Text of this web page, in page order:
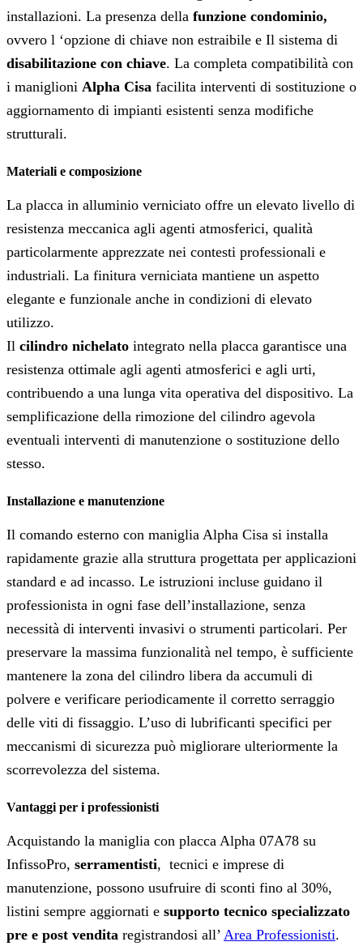
installazioni. La presenza della funzione condominio,
ovvero l ‘opzione di chiave non estraibile e Il sistema di
disabilitazione con chiave. La completa compatibilità con
i maniglioni Alpha Cisa facilita interventi di sostituzione o
aggiornamento di impianti esistenti senza modifiche
strutturali.
Materiali e composizione
La placca in alluminio verniciato offre un elevato livello di
resistenza meccanica agli agenti atmosferici, qualità
particolarmente apprezzate nei contesti professionali e
industriali. La finitura verniciata mantiene un aspetto
elegante e funzionale anche in condizioni di elevato
utilizzo.
Il cilindro nichelato integrato nella placca garantisce una
resistenza ottimale agli agenti atmosferici e agli urti,
contribuendo a una lunga vita operativa del dispositivo. La
semplificazione della rimozione del cilindro agevola
eventuali interventi di manutenzione o sostituzione dello
stesso.
Installazione e manutenzione
Il comando esterno con maniglia Alpha Cisa si installa
rapidamente grazie alla struttura progettata per applicazioni
standard e ad incasso. Le istruzioni incluse guidano il
professionista in ogni fase dell’installazione, senza
necessità di interventi invasivi o strumenti particolari. Per
preservare la massima funzionalità nel tempo, è sufficiente
mantenere la zona del cilindro libera da accumuli di
polvere e verificare periodicamente il corretto serraggio
delle viti di fissaggio. L’uso di lubrificanti specifici per
meccanismi di sicurezza può migliorare ulteriormente la
scorrevolezza del sistema.
Vantaggi per i professionisti
Acquistando la maniglia con placca Alpha 07A78 su
InfissoPro, serramentisti, tecnici e imprese di
manutenzione, possono usufruire di sconti fino al 30%,
listini sempre aggiornati e supporto tecnico specializzato
pre e post vendita registrandosi all’ Area Professionisti.